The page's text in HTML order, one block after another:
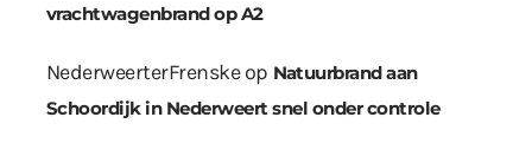
vrachtwagenbrand op A2
NederweerterFrenskeop Natuurbrand aan
Schoordijk in Nederweert snel onder controle